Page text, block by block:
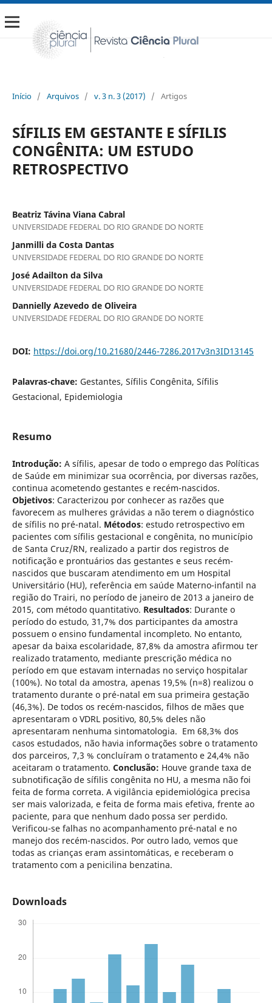
Início / Arquivos / v. 3 n. 3 (2017) / Artigos
SÍFILIS EM GESTANTE E SÍFILIS
CONGÊNITA: UM ESTUDO
RETROSPECTIVO
Beatriz Távina Viana Cabral
UNIVERSIDADE FEDERAL DO RIO GRANDE DO NORTE
Janmilli da Costa Dantas
UNIVERSIDADE FEDERAL DO RIO GRANDE DO NORTE
José Adailton da Silva
UNIVERSIDADE FEDERAL DO RIO GRANDE DO NORTE
Dannielly Azevedo de Oliveira
UNIVERSIDADE FEDERAL DO RIO GRANDE DO NORTE
DOI: https://doi.org/10.21680/2446-7286.2017v3n3ID13145
Palavras-chave: Gestantes, Sífilis Congênita, Sífilis
Gestacional, Epidemiologia
Resumo
Introdução: A sífilis, apesar de todo o emprego das Políticas
de Saúde em minimizar sua ocorrência, por diversas razões,
continua acometendo gestantes e recém-nascidos.
Objetivos: Caracterizou por conhecer as razões que
favorecem as mulheres grávidas a não terem o diagnóstico
de sífilis no pré-natal. Métodos: estudo retrospectivo em
pacientes com sífilis gestacional e congênita, no município
de Santa Cruz/RN, realizado a partir dos registros de
notificação e prontuários das gestantes e seus recém-
nascidos que buscaram atendimento em um Hospital
Universitário (HU), referência em saúde Materno-infantil na
região do Trairi, no período de janeiro de 2013 a janeiro de
2015, com método quantitativo. Resultados: Durante o
período do estudo, 31,7% dos participantes da amostra
possuem o ensino fundamental incompleto. No entanto,
apesar da baixa escolaridade, 87,8% da amostra afirmou ter
realizado tratamento, mediante prescrição médica no
período em que estavam internadas no serviço hospitalar
(100%). No total da amostra, apenas 19,5% (n=8) realizou o
tratamento durante o pré-natal em sua primeira gestação
(46,3%). De todos os recém-nascidos, filhos de mães que
apresentaram o VDRL positivo, 80,5% deles não
apresentaram nenhuma sintomatologia. Em 68,3% dos
casos estudados, não havia informações sobre o tratamento
dos parceiros, 7,3 % concluíram o tratamento e 24,4% não
aceitaram o tratamento. Conclusão: Houve grande taxa de
subnotificação de sífilis congênita no HU, a mesma não foi
feita de forma correta. A vigilância epidemiológica precisa
ser mais valorizada, e feita de forma mais efetiva, frente ao
paciente, para que nenhum dado possa ser perdido.
Verificou-se falhas no acompanhamento pré-natal e no
manejo dos recém-nascidos. Por outro lado, vemos que
todas as crianças eram assintomáticas, e receberam o
tratamento com a penicilina benzatina.
Downloads